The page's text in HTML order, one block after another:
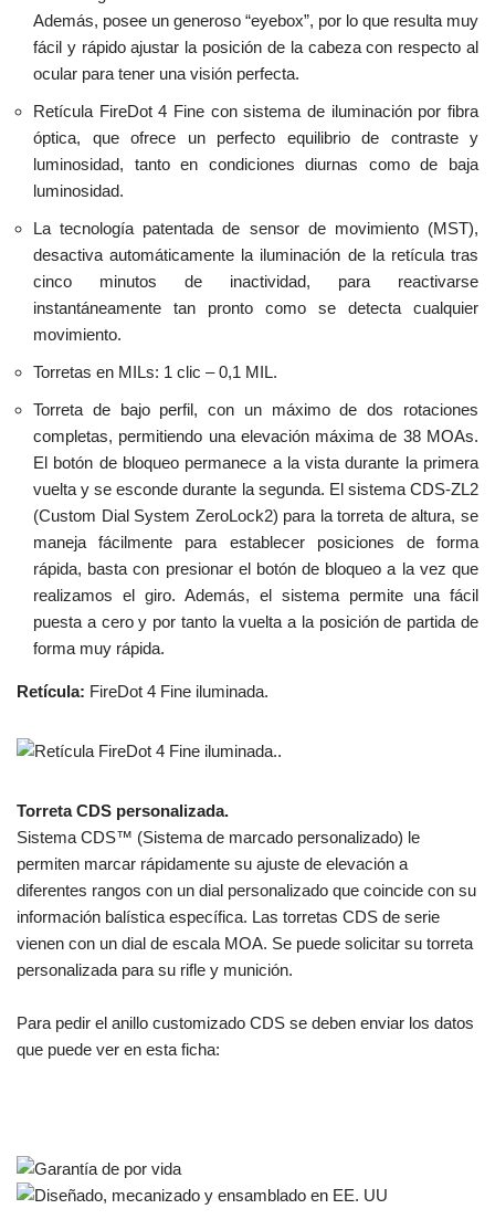
Además, posee un generoso “eyebox”, por lo que resulta muy
fácil y rápido ajustar la posición de la cabeza con respecto al
ocular para tener una visión perfecta.
Retícula FireDot 4 Fine con sistema de iluminación por fibra
óptica, que ofrece un perfecto equilibrio de contraste y
luminosidad, tanto en condiciones diurnas como de baja
luminosidad.
La tecnología patentada de sensor de movimiento (MST),
desactiva automáticamente la iluminación de la retícula tras
cinco minutos de inactividad, para reactivarse
instantáneamente tan pronto como se detecta cualquier
movimiento.
Torretas en MILs: 1 clic – 0,1 MIL.
Torreta de bajo perfil, con un máximo de dos rotaciones
completas, permitiendo una elevación máxima de 38 MOAs.
El botón de bloqueo permanece a la vista durante la primera
vuelta y se esconde durante la segunda. El sistema CDS-ZL2
(Custom Dial System ZeroLock2) para la torreta de altura, se
maneja fácilmente para establecer posiciones de forma
rápida, basta con presionar el botón de bloqueo a la vez que
realizamos el giro. Además, el sistema permite una fácil
puesta a cero y por tanto la vuelta a la posición de partida de
forma muy rápida.
Retícula: FireDot 4 Fine iluminada.
Torreta CDS personalizada.
Sistema CDS™ (Sistema de marcado personalizado) le
permiten marcar rápidamente su ajuste de elevación a
diferentes rangos con un dial personalizado que coincide con su
información balística específica. Las torretas CDS de serie
vienen con un dial de escala MOA. Se puede solicitar su torreta
personalizada para su rifle y munición.
Para pedir el anillo customizado CDS se deben enviar los datos
que puede ver en esta ficha: